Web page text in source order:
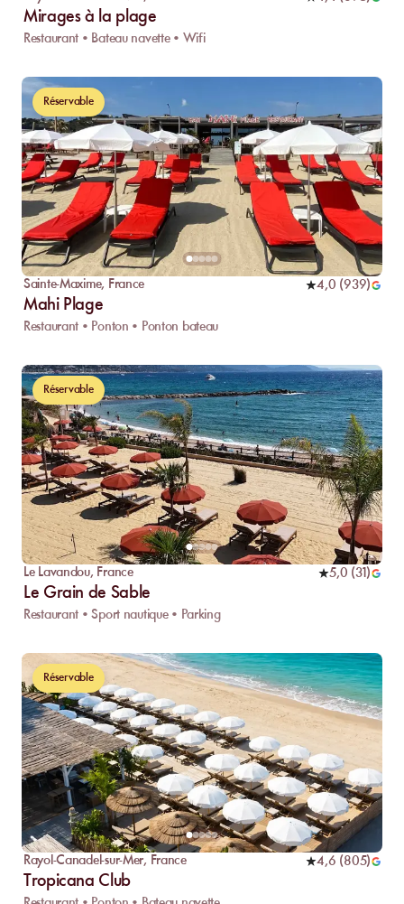
Mirages à la plage
Restaurant • Bateau navette • Wifi
Réservable
Sainte-Maxime, France 4,0 (939)
Mahi Plage
Restaurant • Ponton • Ponton bateau
Réservable
Le Lavandou, France 5,0 (31 )
Le Grain de Sable
Restaurant • Sport nautique • Parking
Réservable
Rayol-Canadel-sur-Mer, France 4,6 (805)
Tropicana Club